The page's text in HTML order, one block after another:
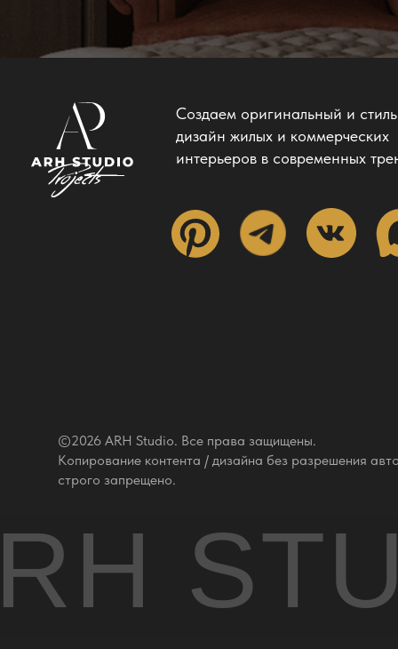
©2026 ARH Studio. Все права защищены.
Копирование контента / дизайна без разрешения
строго запрещено.
Создаем оригинальный и
дизайн жилых и коммерческих
интерьеров в современных